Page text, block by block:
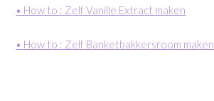
• How to : Zelf Vanille Extract maken
• How to : Zelf Banketbakkersroom maken